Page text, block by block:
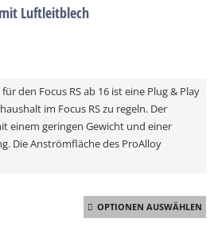
Luftleitblech
den Focus RS ab 16 ist eine Plug & Play
im Focus RS zu regeln. Der
einem geringen Gewicht und einer
Die Anströmfläche des ProAlloy
OPTIONEN AUSWÄHLEN